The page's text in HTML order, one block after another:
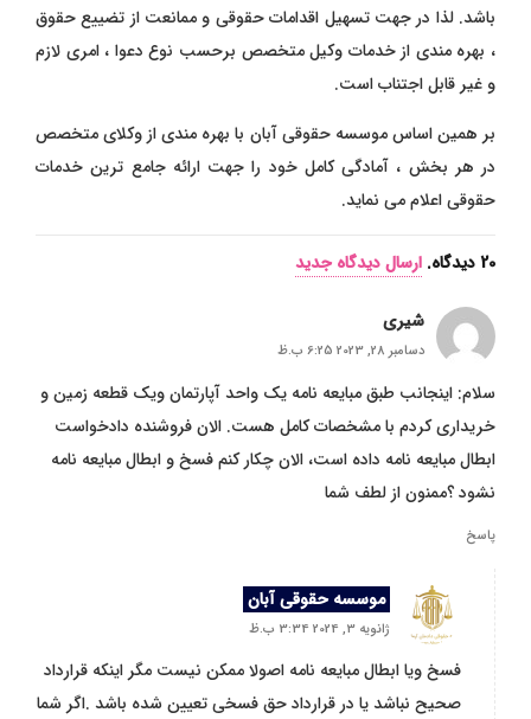
باشد. لذا در جهت تسهیل اقدامات حقوقی و ممانعت از تضییع حقوق
، بهره مندی از خدمات وکیل متخصص برحسب نوع دعوا ، امری لازم
و غیر قابل اجتناب است.
بر همین اساس موسسه حقوقی آبان با بهره مندی از وکلای متخصص
در هر بخش ، آمادگی کامل خود را جهت ارائه جامع ترین خدمات
حقوقی اعلام می نماید.
20دیدگاه. ارسال دیدگاه جدید
شیری
دسامبر 28, 2023 6:25 ب.ظ
سلام: اینجانب طبق مبایعه نامه یک واحد آپارتمان ویک قطعه زمین و
خریداری کردم با مشخصات کامل هست. الان فروشنده دادخواست
ابطال مبایعه نامه داده است، الان چکار کنم فسخ و ابطال مبایعه نامه
نشود ؟ممنون از لطف شما
پاسخ
موسسه حقوقی آبان
ژانویه 3, 2024 3:34 ب.ظ
فسخ ویا ابطال مبایعه نامه اصولا ممکن نیست مگر اینکه قرارداد
صحیح نباشد یا در قرارداد حق فسخی تعیین شده باشد .اگر شما